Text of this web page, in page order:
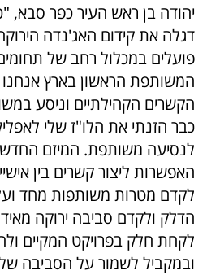
יהודה בן ראש העיר כפר סבא,
דגלה את קידום האג'נדה
פועלים במכלול רחב של
המשותפת הראשון בארץ
הקשרים הקהילתיים וניסע
כבר הזנתי את הלו"ז שלי
לנסיעה משותפת. המיזם
האפשרות ליצור קשרים בין
לקדם מטרות משותפות מחד
הדלק ולקדם סביבה ירוקה
לקחת חלק בפרויקט המקיים
ובמקביל לשמור על הסביבה